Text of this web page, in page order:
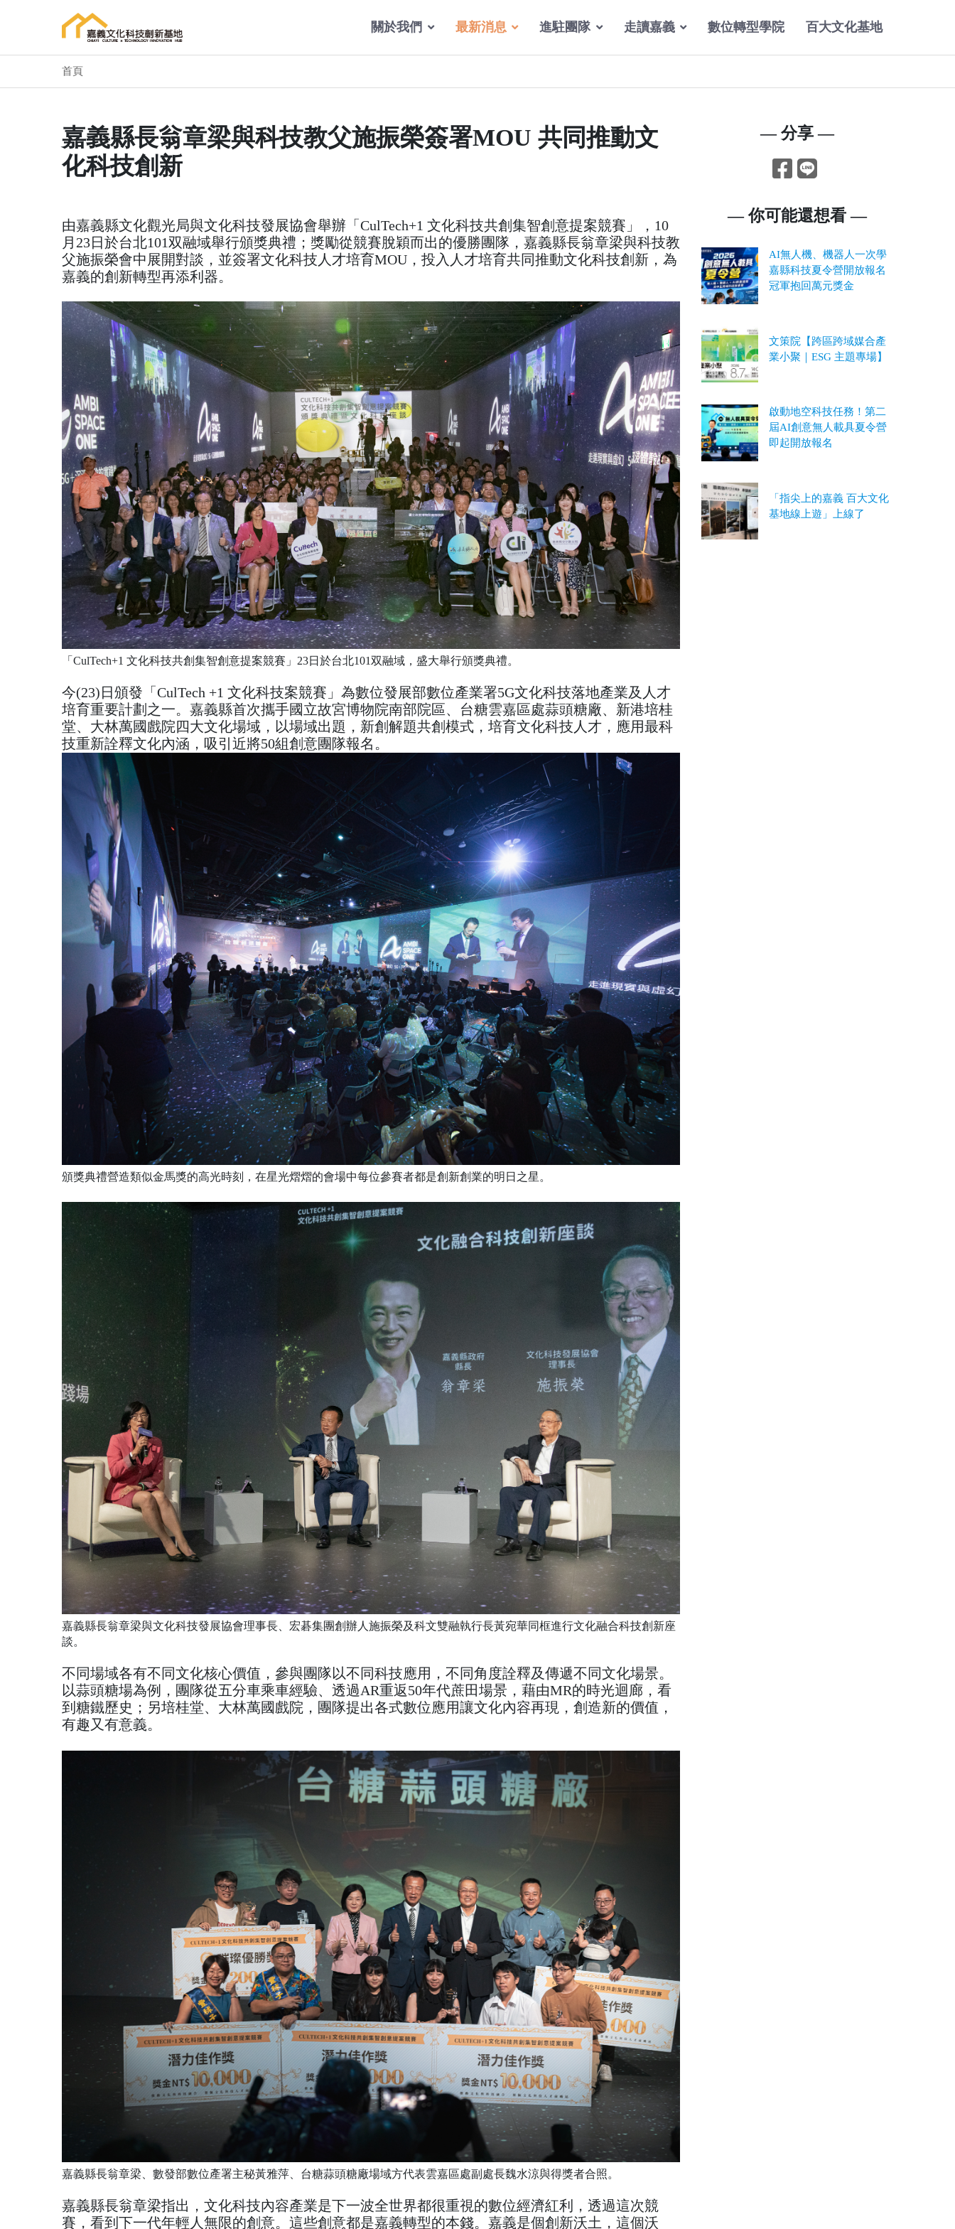
關於我們 最新消息 進駐團隊 走讀嘉義 數位轉型學院 百大文化基地
首頁
嘉義縣長翁章梁與科技教父施振榮簽署MOU 共同推動文
化科技創新
由嘉義縣文化觀光局與文化科技發展協會舉辦「CulTech+1 文化科技共創集智創意提案競賽」，10
月23日於台北101双融域舉行頒獎典禮；獎勵從競賽脫穎而出的優勝團隊，嘉義縣長翁章梁與科技教
父施振榮會中展開對談，並簽署文化科技人才培育MOU，投入人才培育共同推動文化科技創新，為
嘉義的創新轉型再添利器。
「CulTech+1 文化科技共創集智創意提案競賽」23日於台北101双融域，盛大舉行頒獎典禮。
今(23)日頒發「CulTech +1 文化科技案競賽」為數位發展部數位產業署5G文化科技落地產業及人才
培育重要計劃之一。嘉義縣首次攜手國立故宮博物院南部院區、台糖雲嘉區處蒜頭糖廠、新港培桂
堂、大林萬國戲院四大文化場域，以場域出題，新創解題共創模式，培育文化科技人才，應用最科
技重新詮釋文化內涵，吸引近將50組創意團隊報名。
頒獎典禮營造類似金馬獎的高光時刻，在星光熠熠的會場中每位參賽者都是創新創業的明日之星。
嘉義縣長翁章梁與文化科技發展協會理事長、宏碁集團創辦人施振榮及科文雙融執行長黃宛華同框進行文化融合科技創新座
談。
不同場域各有不同文化核心價值，參與團隊以不同科技應用，不同角度詮釋及傳遞不同文化場景。
以蒜頭糖場為例，團隊從五分車乘車經驗、透過AR重返50年代蔗田場景，藉由MR的時光迴廊，看
到糖鐵歷史；另培桂堂、大林萬國戲院，團隊提出各式數位應用讓文化內容再現，創造新的價值，
有趣又有意義。
嘉義縣長翁章梁、數發部數位產署主秘黃雅萍、台糖蒜頭糖廠場域方代表雲嘉區處副處長魏水涼與得獎者合照。
嘉義縣長翁章梁指出，文化科技內容產業是下一波全世界都很重視的數位經濟紅利，透過這次競
賽，看到下一代年輕人無限的創意。這些創意都是嘉義轉型的本錢。嘉義是個創新沃土，這個沃
— 分享 —
— 你可能還想看 —
AI無人機、機器人一次學
嘉縣科技夏令營開放報名
冠軍抱回萬元獎金
文策院【跨區跨域媒合產
業小聚｜ESG 主題專場】
啟動地空科技任務！第二
屆AI創意無人載具夏令營
即起開放報名
「指尖上的嘉義 百大文化
基地線上遊」上線了